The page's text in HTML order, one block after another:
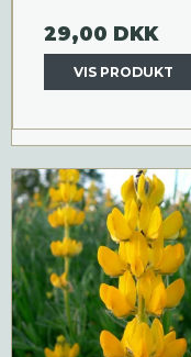
29,00 DKK
VIS PRODUKT